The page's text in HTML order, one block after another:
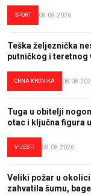
SPORT 08.08.2026.
Teška željeznička
putničkog i teretnog
CRNA KRONIKA
Tuga u obitelji
otac i ključna figura
VIJESTI 08.08.2026.
Veliki požar u
zahvatila šumu,